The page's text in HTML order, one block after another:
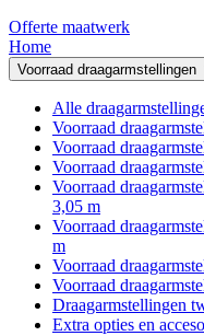
Offerte maatwerk
Home
Voorraad draagarmstellingen
Alle
Voorraad
Voorraad
Voorraad
Voorraad
3,05 m
Voorraad
m
Voorraad
Voorraad
Draagarmstellingen
Extra opties en